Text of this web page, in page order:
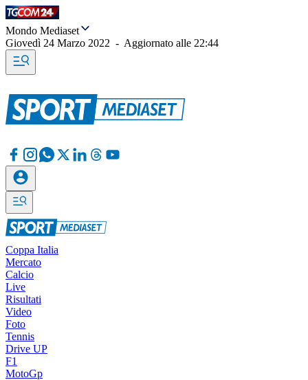
Mondo Mediaset
Giovedì 24 Marzo 2022 - Aggiornato alle 22:44
Coppa Italia
Mercato
Calcio
Live
Risultati
Video
Foto
Tennis
Drive UP
F1
MotoGp